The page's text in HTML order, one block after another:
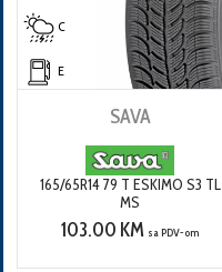
C
E
SAVA
165/65R14 79 T ESKIMO S3 TL
MS
103.00 KM sa PDV-om